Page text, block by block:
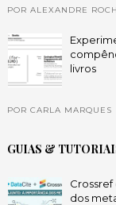
POR ALEXANDRE
livros
POR CARLA MARQUES
GUIAS &
dos